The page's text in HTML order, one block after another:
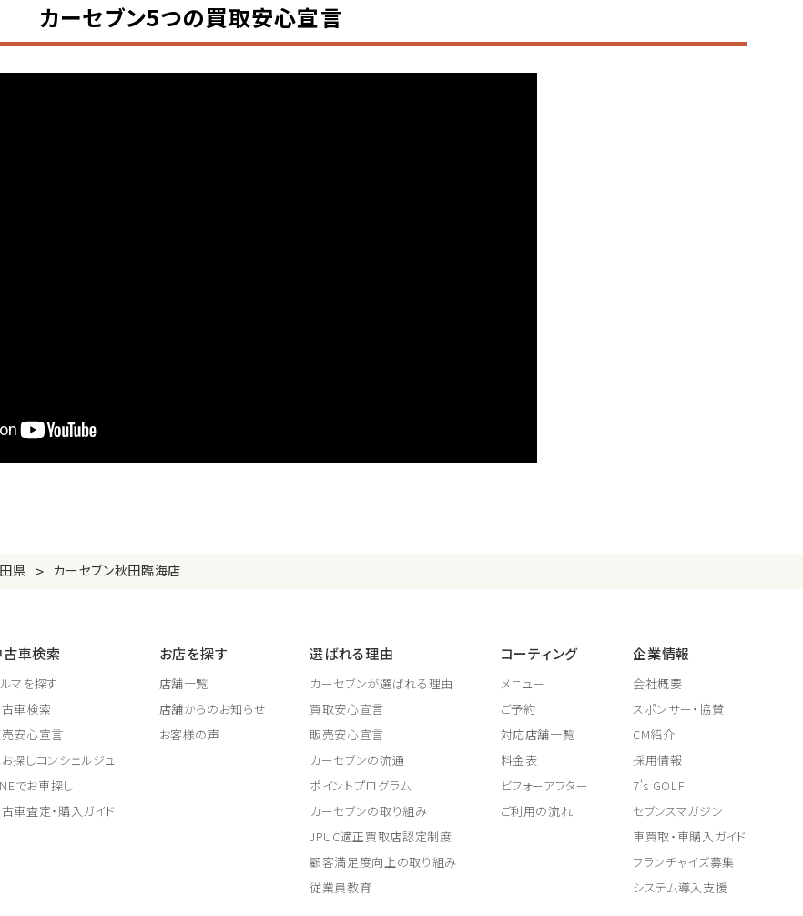
カーセブン5つの買取安心宣言
県 > カーセブン秋田臨海店
古車検索
マを探す
車検索
安心宣言
探しコンシェルジュ
でお車探し
車査定・購入ガイド
お店を探す
店舗一覧
店舗からのお知らせ
お客様の声
選ばれる理由
カーセブンが選ばれる理由
買取安心宣言
販売安心宣言
カーセブンの流通
ポイントプログラム
カーセブンの取り組み
JPUC適正買取店認定制度
顧客満足度向上の取り組み
従業員教育
コーティング
メニュー
ご予約
対応店舗一覧
料金表
ビフォーアフター
ご利用の流れ
企業情報
会社概要
スポンサー・協賛
CM紹介
採用情報
7's GOLF
セブンスマガジン
車買取・車購入ガイド
フランチャイズ募集
システム導入支援